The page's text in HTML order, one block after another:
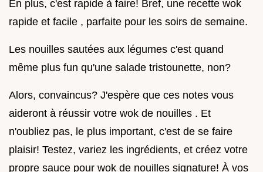
En plus, c'est rapide à faire! Bref, une recette wok
rapide et facile , parfaite pour les soirs de semaine.
Les nouilles sautées aux légumes c'est quand
même plus fun qu'une salade tristounette, non?
Alors, convaincus? J'espère que ces notes vous
aideront à réussir votre wok de nouilles . Et
n'oubliez pas, le plus important, c'est de se faire
plaisir! Testez, variez les ingrédients, et créez votre
propre sauce pour wok de nouilles signature! À vos